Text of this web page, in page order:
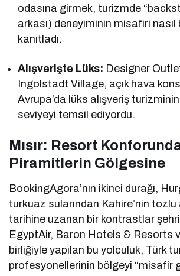
odasına girmek, turizmde
arkası) deneyiminin misafiri nasıl
kanıtladı.
Alışverişte Lüks: Designer
Ingolstadt Village, açık hava
Avrupa’da lüks alışveriş
seviyeyi temsil ediyordu.
Mısır: Resort
Piramitlerin Gölgesine
BookingAgora’nın ikinci durağı,
turkuaz sularından Kahire’nin
tarihine uzanan bir kontrastlar şehri
EgyptAir, Baron Hotels & Resorts
birliğiyle yapılan bu yolculuk, Türk
profesyonellerinin bölgeyi “misafir